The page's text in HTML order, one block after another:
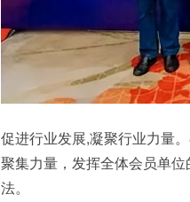
促进行业发展,凝聚行业力量
聚集力量，发挥全体会员单
法。